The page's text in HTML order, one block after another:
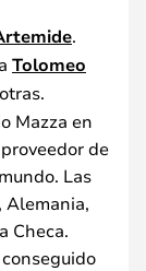
.
Tolomeo
Mazza en
de
Las
Alemania,
Checa.